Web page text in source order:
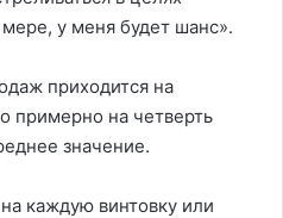
у меня будет шанс».
приходится на
примерно на четверть
значение.
каждую винтовку или